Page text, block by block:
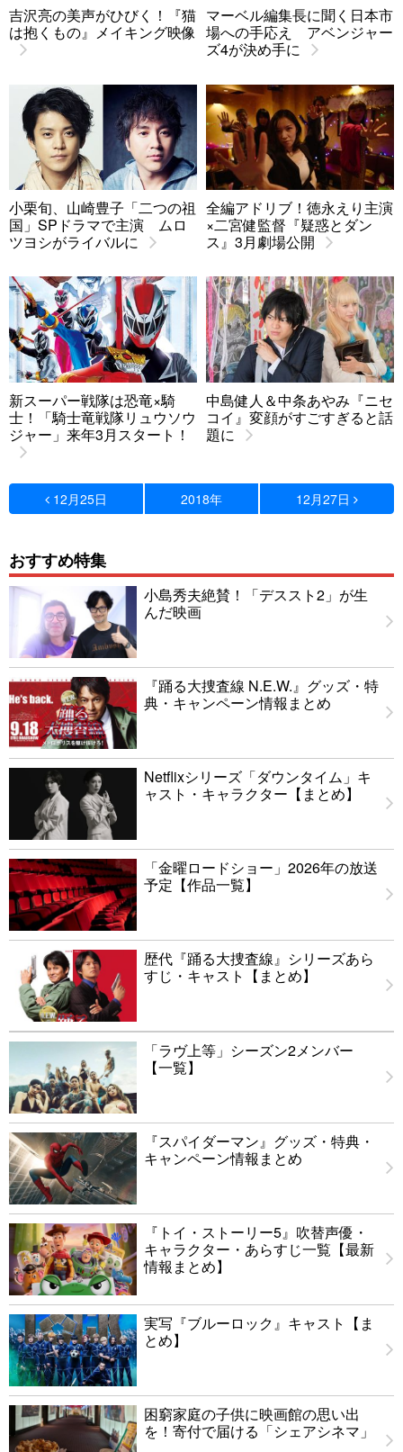
吉沢亮の美声がひびく！『猫
は抱くもの』メイキング映像
マーベル編集長に聞く日本市
場への手応え アベンジャー
ズ4が決め手に
小栗旬、山崎豊子「二つの祖
国」SPドラマで主演 ムロ
ツヨシがライバルに
全編アドリブ！徳永えり主演
×二宮健監督『疑惑とダン
ス』3月劇場公開
新スーパー戦隊は恐竜×騎
士！「騎士竜戦隊リュウソウ
ジャー」来年3月スタート！
中島健人＆中条あやみ『ニセ
コイ』変顔がすごすぎると話
題に
12月25日 2018年 12月27日
おすすめ特集
小島秀夫絶賛！「デススト2」が生
んだ映画
『踊る大捜査線 N.E.W.』グッズ・特
典・キャンペーン情報まとめ
Netflixシリーズ「ダウンタイム」キ
ャスト・キャラクター【まとめ】
「金曜ロードショー」2026年の放送
予定【作品一覧】
歴代『踊る大捜査線』シリーズあら
すじ・キャスト【まとめ】
「ラヴ上等」シーズン2メンバー
【一覧】
『スパイダーマン』グッズ・特典・
キャンペーン情報まとめ
『トイ・ストーリー5』吹替声優・
キャラクター・あらすじ一覧【最新
情報まとめ】
実写『ブルーロック』キャスト【ま
とめ】
困窮家庭の子供に映画館の思い出
を！寄付で届ける「シェアシネマ」